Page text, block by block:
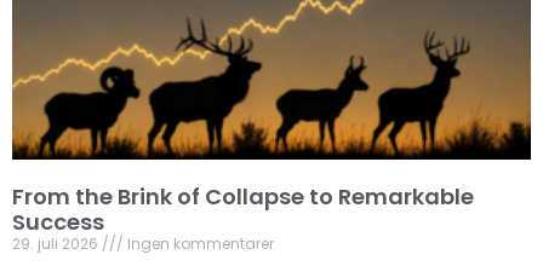
From the Brink of Collapse to Remarkable
Success
29. juli 2026 Ingen kommentarer